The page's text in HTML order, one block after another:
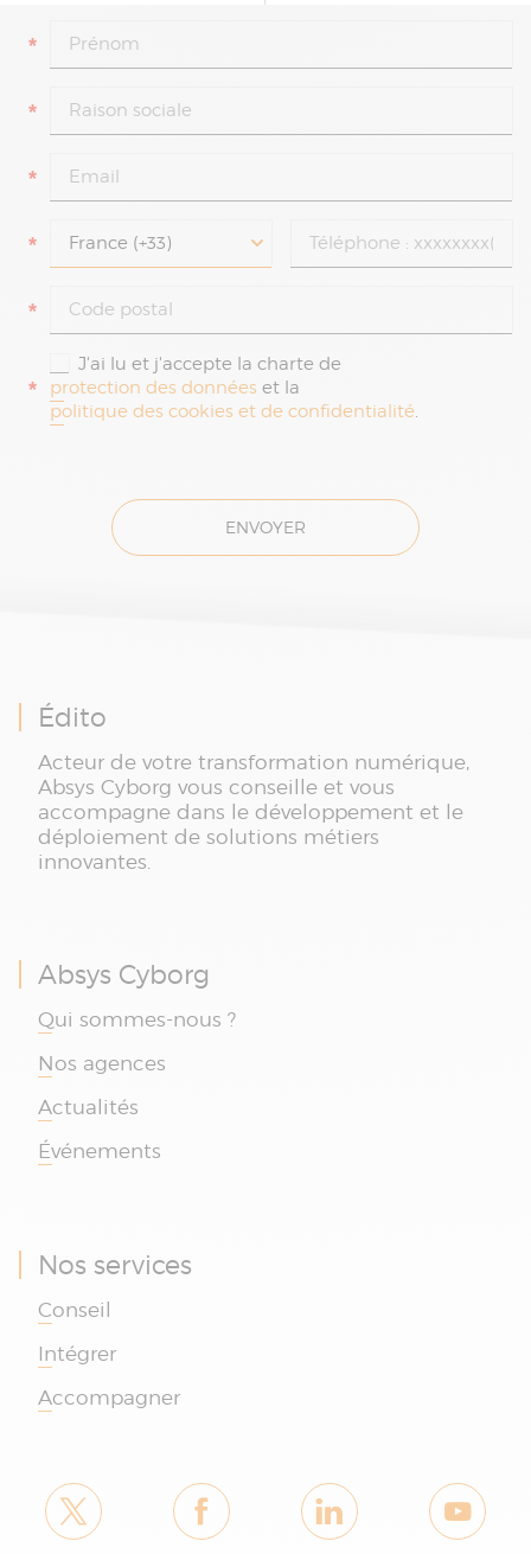
*
*
*
*
*
*
J'ai lu et j'accepte la charte de
protection des données et la
politique des cookies et de confidentialité.
ENVOYER
Édito
Acteur de votre transformation numérique,
Absys Cyborg vous conseille et vous
accompagne dans le développement et le
déploiement de solutions métiers
innovantes.
Absys Cyborg
Qui sommes-nous ?
Nos agences
Actualités
Événements
Nos services
Conseil
Intégrer
Accompagner